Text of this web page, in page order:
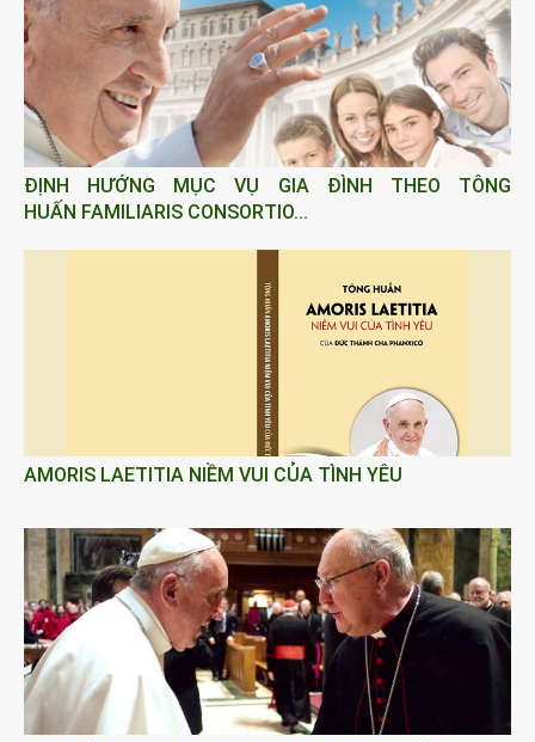
ĐỊNH HƯỚNG MỤC VỤ GIA ĐÌNH THEO TÔNG
HUẤN FAMILIARIS CONSORTIO...
AMORIS LAETITIA NIỀM VUI CỦA TÌNH YÊU